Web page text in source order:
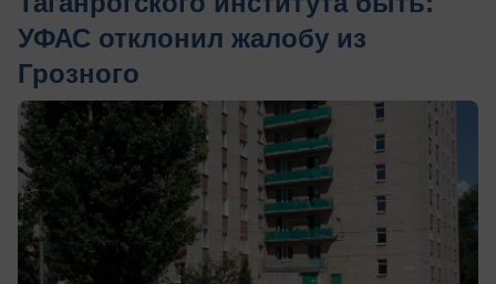
УФАС отклонил жалобу из
Грозного